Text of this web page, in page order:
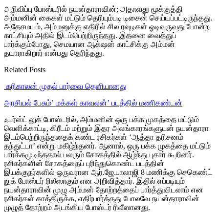
அறிவிப்பு போஸ்டரில் நயன்தாராவின்; அதாவது மூக்குத்தி
அம்மனின் கைகள் மட்டும் தெரியும்படி டிசைன் செய்யப்பட்டிருந்தது.
அதேசமயம், அம்மனுக்கு எதிரில் சில ரவுடிகள் ஓடிவருவது போன்ற
காட்சியும் அதில் இடம்பெற்றிருந்தது. இதனை வைத்துப்
பார்க்கும்போது, செமயான ஆக்‌ஷன் காட்சிக்கு அம்மன்
தயாராகிறார் என்பது தெரிந்தது.
Related Posts
‎ கரிகாலன் முதல் பார்வை தெளியானது
அரசியல் பேசும்’ மக்கள் காவலன்’ படத்தில் மணிகண்டன்
ஃபர்ஸ்ட் லுக் போஸ்டரில், அம்மனின் ஒரு பக்க முகத்தை மட்டும்
வெளிக்காட்டி, கிரீடம் மற்றும் இதர அலங்காரங்களுடன் நயன்தாரா
இடம்பெற்றிருந்ததைக் கண்ட ரசிகர்கள் ‘ஆத்தா தரிசனம்
தந்துட்டா’ என்று மகிழ்ந்தனர். ஆனால், ஒரு பக்க முகத்தை மட்டும்
பார்க்கமுடிந்ததால் பலரும் சோகத்தில் ஆழ்ந்து புகார் கூறினர்.
ரசிகர்களின் சோகத்தைப் புரிந்துகொண்ட படத்தின்
இயக்குநர்களில் ஒருவரான ஆர்.ஜே.பாலாஜி 8 மணிக்கு செகெண்ட்
லுக் போஸ்டர் ரிலீஸாகும் என அறிவித்தார். இதில் எப்படியும்
நயன்தாராவின் முழு அம்மன் தோற்றத்தைப் பார்த்துவிடலாம் என
ரசிகர்கள் காத்திருக்க, எதிர்பார்த்தது போலவே நயன்தாராவின்
முழுத் தோற்றம் அடங்கிய போஸ்டர் ரிலீஸானது.